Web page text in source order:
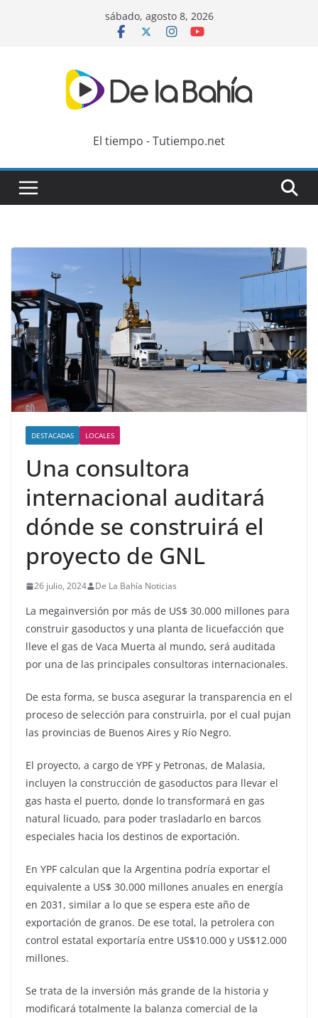
sábado, agosto 8, 2026
El tiempo - Tutiempo.net
DESTACADAS LOCALES
Una consultora
internacional auditará
dónde se construirá el
proyecto de GNL
26 julio, 2024 De La Bahía Noticias
La megainversión por más de US$ 30.000 millones para
construir gasoductos y una planta de licuefacción que
lleve el gas de Vaca Muerta al mundo, será auditada
por una de las principales consultoras internacionales.
De esta forma, se busca asegurar la transparencia en el
proceso de selección para construirla, por el cual pujan
las provincias de Buenos Aires y Río Negro.
El proyecto, a cargo de YPF y Petronas, de Malasia,
incluyen la construcción de gasoductos para llevar el
gas hasta el puerto, donde lo transformará en gas
natural licuado, para poder trasladarlo en barcos
especiales hacia los destinos de exportación.
En YPF calculan que la Argentina podría exportar el
equivalente a US$ 30.000 millones anuales en energía
en 2031, similar a lo que se espera este año de
exportación de granos. De ese total, la petrolera con
control estatal exportaría entre US$10.000 y US$12.000
millones.
Se trata de la inversión más grande de la historia y
modificará totalmente la balanza comercial de la